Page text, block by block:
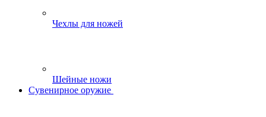
Чехлы для ножей
Шейные ножи
Сувенирное оружие